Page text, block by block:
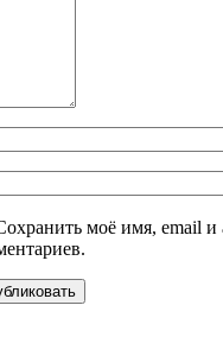
моё имя, email и